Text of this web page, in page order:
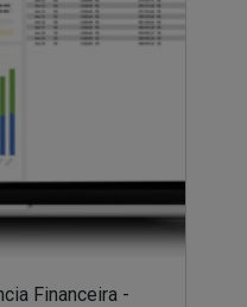
Financeira -